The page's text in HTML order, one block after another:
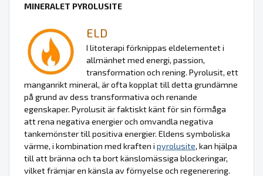
MINERALET PYROLUSITE
ELD
I litoterapi förknippas eldelementet i
allmänhet med energi, passion,
transformation och rening. Pyrolusit, ett
manganrikt mineral, är ofta kopplat till detta grundämne
på grund av dess transformativa och renande
egenskaper. Pyrolusit är faktiskt känt för sin förmåga
att rena negativa energier och omvandla negativa
tankemönster till positiva energier. Eldens symboliska
värme, i kombination med kraften i pyrolusite, kan hjälpa
till att bränna och ta bort känslomässiga blockeringar,
vilket främjar en känsla av förnyelse och regenerering.